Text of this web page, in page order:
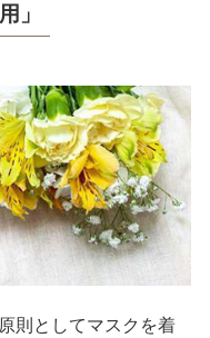
」
則としてマスクを着